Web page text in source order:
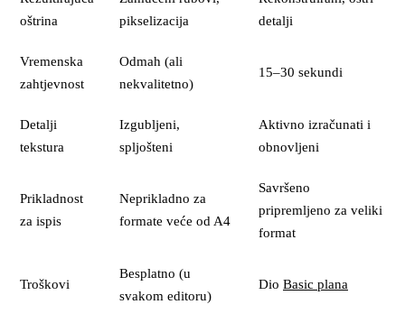
oštrina
pikselizacija
detalji
Vremenska
zahtjevnost
Odmah (ali
nekvalitetno)
15–30 sekundi
Detalji
tekstura
Izgubljeni,
spljošteni
Aktivno izračunati i
obnovljeni
Prikladnost
za ispis
Neprikladno za
formate veće od A4
Savršeno
pripremljeno za veliki
format
Troškovi
Besplatno (u
svakom editoru)
Dio Basic plana